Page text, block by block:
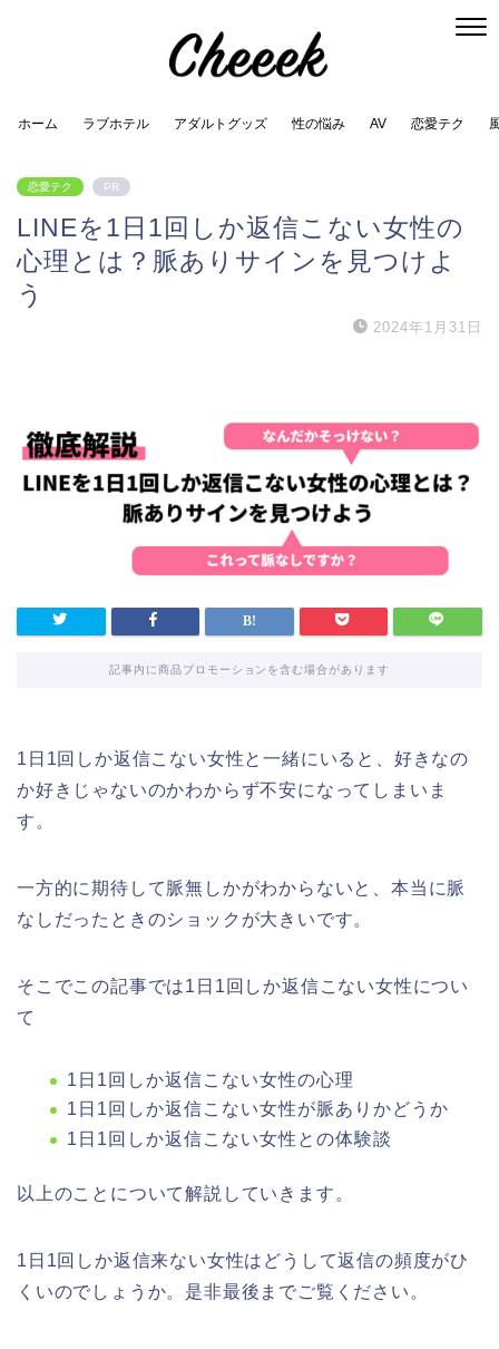
ホーム ラブホテル アダルトグッズ 性の悩み AV 恋愛テク
恋愛テク PR
LINEを1日1回しか返信こない女性の
心理とは？脈ありサインを見つけよ
う
2024年1月31日
記事内に商品プロモーションを含む場合があります
1日1回しか返信こない女性と一緒にいると、好きなの
か好きじゃないのかわからず不安になってしまいま
す。
一方的に期待して脈無しかがわからないと、本当に脈
なしだったときのショックが大きいです。
そこでこの記事では1日1回しか返信こない女性につい
て
1日1回しか返信こない女性の心理
1日1回しか返信こない女性が脈ありかどうか
1日1回しか返信こない女性との体験談
以上のことについて解説していきます。
1日1回しか返信来ない女性はどうして返信の頻度がひ
くいのでしょうか。是非最後までご覧ください。